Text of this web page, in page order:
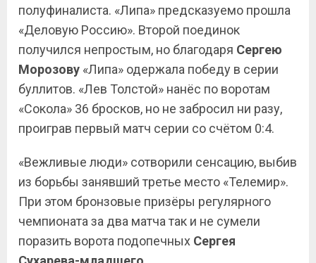
полуфиналиста. «Липа» предсказуемо прошла
«Деловую Россию». Второй поединок
получился непростым, но благодаря Сергею
Морозову «Липа» одержала победу в серии
буллитов. «Лев Толстой» нанёс по воротам
«Сокола» 36 бросков, но не забросил ни разу,
проиграв первый матч серии со счётом 0:4.
«Вежливые люди» сотворили сенсацию, выбив
из борьбы занявший третье место «Телемир».
При этом бронзовые призёры регулярного
чемпионата за два матча так и не сумели
поразить ворота подопечных Сергея